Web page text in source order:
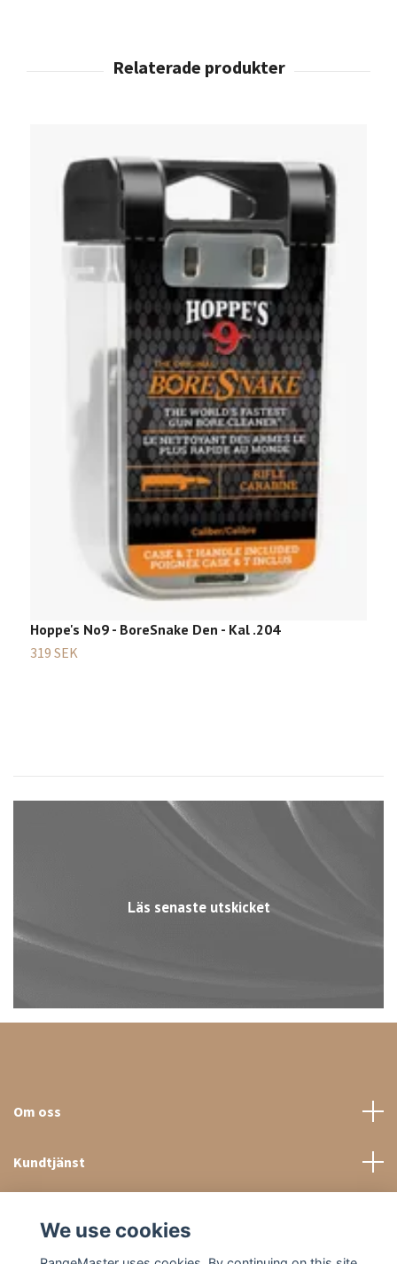
Läs senaste utskicket
Hoppe's No9 - BoreSnake Den - Kal .204
319 SEK
Om oss
Kundtjänst
We use cookies